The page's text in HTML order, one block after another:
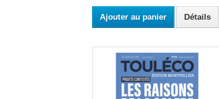
Ajouter au panier Détails